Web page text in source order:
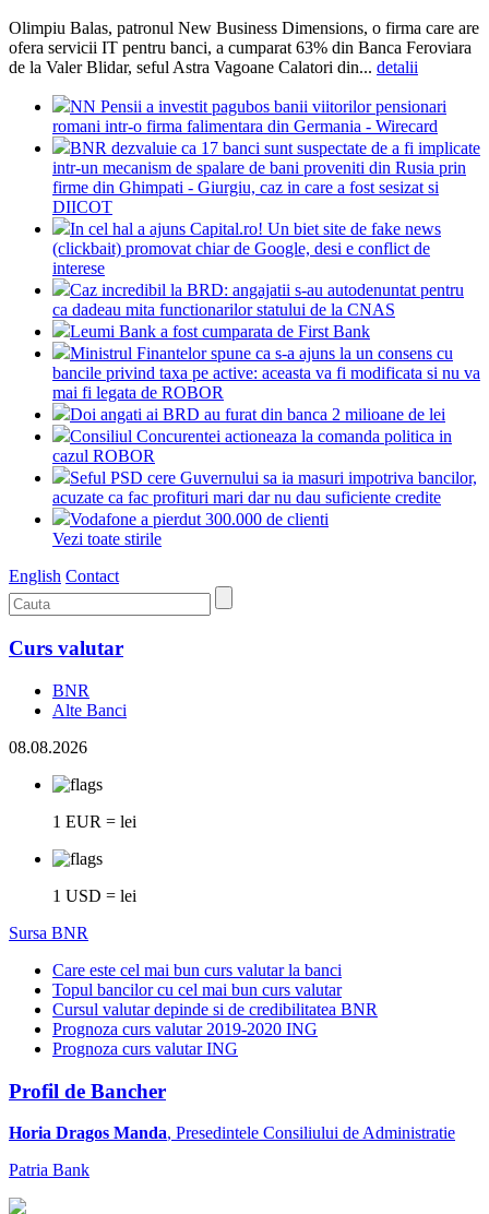
Olimpiu Balas, patronul New Business Dimensions, o firma care are
ofera servicii IT pentru banci, a cumparat 63% din Banca Feroviara
de la Valer Blidar, seful Astra Vagoane Calatori din... detalii
NN Pensii a investit pagubos banii viitorilor pensionari
romani intr-o firma falimentara din Germania - Wirecard
BNR dezvaluie ca 17 banci sunt suspectate de a fi implicate
intr-un mecanism de spalare de bani proveniti din Rusia prin
firme din Ghimpati - Giurgiu, caz in care a fost sesizat si
DIICOT
In cel hal a ajuns Capital.ro! Un biet site de fake news
(clickbait) promovat chiar de Google, desi e conflict de
interese
Caz incredibil la BRD: angajatii s-au autodenuntat pentru
ca dadeau mita functionarilor statului de la CNAS
Leumi Bank a fost cumparata de First Bank
Ministrul Finantelor spune ca s-a ajuns la un consens cu
bancile privind taxa pe active: aceasta va fi modificata si nu va
mai fi legata de ROBOR
Doi angati ai BRD au furat din banca 2 milioane de lei
Consiliul Concurentei actioneaza la comanda politica in
cazul ROBOR
Seful PSD cere Guvernului sa ia masuri impotriva bancilor,
acuzate ca fac profituri mari dar nu dau suficiente credite
Vodafone a pierdut 300.000 de clienti
Vezi toate stirile
English Contact
Curs valutar
BNR
Alte Banci
08.08.2026
1 EUR = lei
1 USD = lei
Sursa BNR
Care este cel mai bun curs valutar la banci
Topul bancilor cu cel mai bun curs valutar
Cursul valutar depinde si de credibilitatea BNR
Prognoza curs valutar 2019-2020 ING
Prognoza curs valutar ING
Profil de Bancher
Horia Dragos Manda, Presedintele Consiliului de Administratie
Patria Bank